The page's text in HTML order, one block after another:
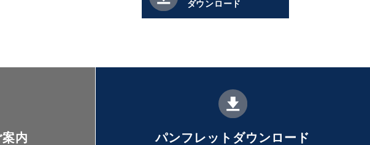
ダウンロード
内 パンフレットダウンロード